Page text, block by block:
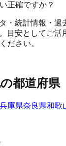
正確ですか？
・統計情報・過
目安としてご活
ださい。
都道府県
兵庫県奈良県和歌